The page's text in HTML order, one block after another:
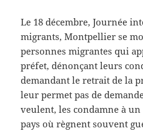
Le 18 décembre, Journée
migrants, Montpellier se
personnes migrantes qui
préfet, dénonçant leurs
demandant le retrait de la
leur permet pas de
veulent, les condamne à
pays où règnent souvent